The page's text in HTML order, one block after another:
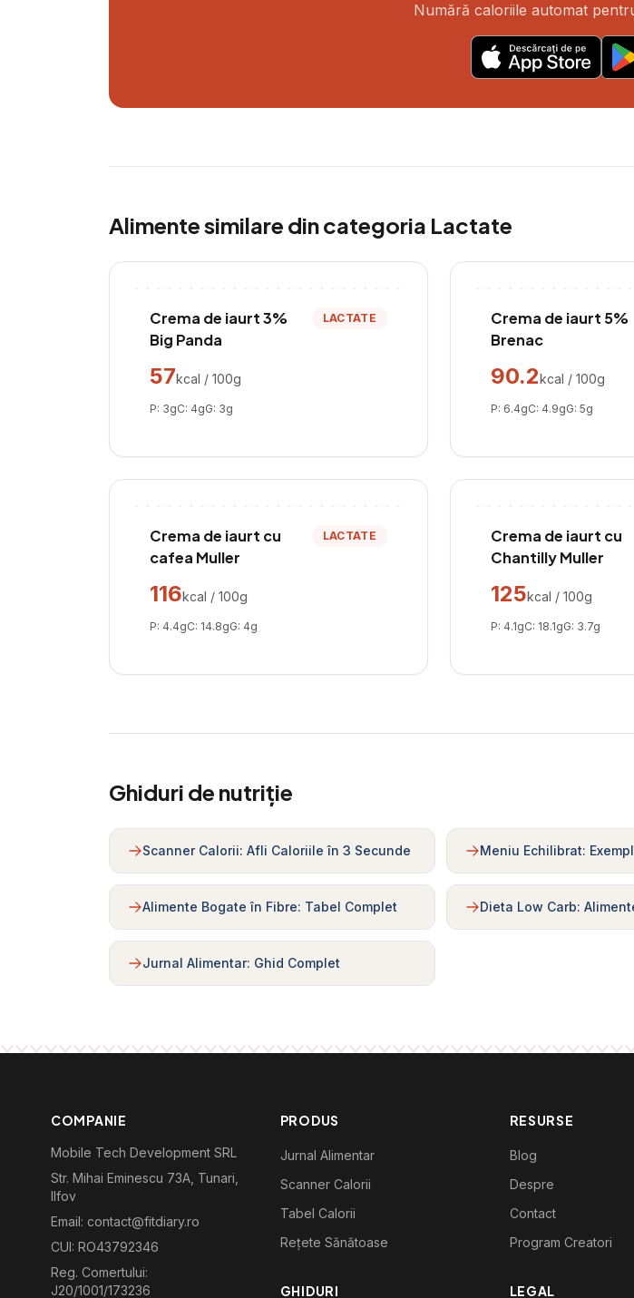
Numără caloriile automat
Alimente similare din categoria Lactate
Crema de iaurt 3%
Big Panda
LACTATE
57kcal / 100g
P: 3gC: 4gG: 3g
Crema de iaurt 5%
Brenac
90.2kcal / 100g
P: 6.4gC: 4.9gG: 5g
Crema de iaurt cu
cafea Muller
LACTATE
116kcal / 100g
P: 4.4gC: 14.8gG: 4g
Crema de iaurt cu
Chantilly Muller
125kcal / 100g
P: 4.1gC: 18.1gG: 3.7g
Ghiduri de nutriție
Scanner Calorii: Afli Caloriile în 3 Secunde Meniu Echilibrat:
Alimente Bogate în Fibre: Tabel Complet Dieta Low Carb:
Jurnal Alimentar: Ghid Complet
COMPANIE
Mobile Tech Development SRL
Str. Mihai Eminescu 73A, Tunari,
Ilfov
Email: contact@fitdiary.ro
CUI: RO43792346
Reg. Comertului:
J20/1001/173236
PRODUS
Jurnal Alimentar
Scanner Calorii
Tabel Calorii
Rețete Sănătoase
GHIDURI
RESURSE
Blog
Despre
Contact
Program Creatori
LEGAL